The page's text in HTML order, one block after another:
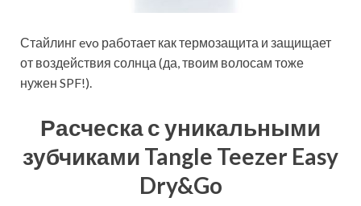
Стайлинг evo работает как термозащита и защищает
от воздействия солнца (да, твоим волосам тоже
нужен SPF!).
Расческа с уникальными
зубчиками Tangle Teezer Easy
Dry&Go